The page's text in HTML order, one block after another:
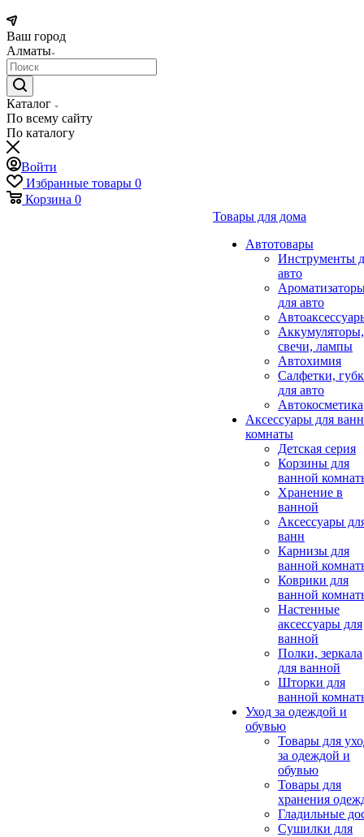
Ваш город
Алматы
Каталог
По всему сайту
По каталогу
Войти
Избранные товары 0
Корзина 0
Товары для дома
Автотовары
Инструменты
авто
для авто
Аккумуляторы,
свечи, лампы
Автохимия
Салфетки,
для авто
Автокосметика
Аксессуары для
комнаты
Детская серия
Корзины для
ванной
Хранение в
ванной
Аксессуары
ванн
Карнизы для
ванной
Коврики для
ванной
Настенные
аксессуары для
ванной
Полки, зеркала
для ванной
Шторки для
ванной
Уход за одеждой и
обувью
Товары для
за одеждой и
обувью
Товары для
хранения
Гладильные
Сушилки для